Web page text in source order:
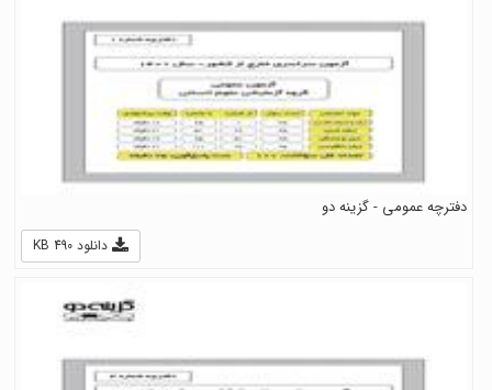
دفترچه عمومی - گزینه دو
دانلود 490 KB